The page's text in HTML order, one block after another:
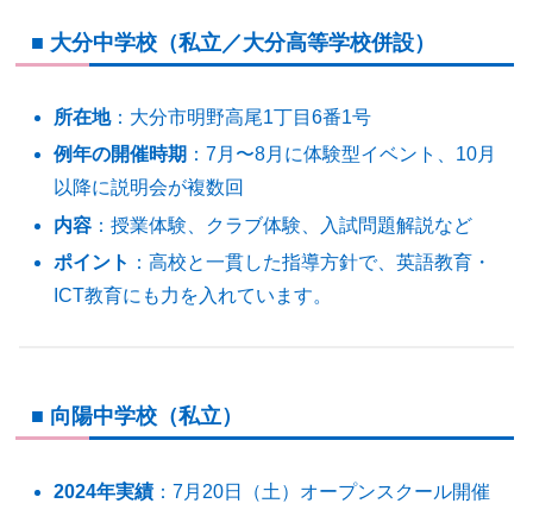
■ 大分中学校（私立／大分高等学校併設）
所在地：大分市明野高尾1丁目6番1号
例年の開催時期 ：7月〜8月に体験型イベント、10月
以降に説明会が複数回
内容 ：授業体験、クラブ体験、入試問題解説など
ポイント ：高校と一貫した指導方針で、英語教育・
ICT教育にも力を入れています。
■ 向陽中学校（私立）
2024年実績 ：7月20日（土）オープンスクール開催